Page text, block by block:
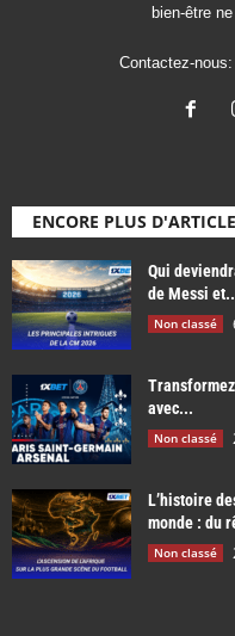
bien-être
Contactez-nous:
ENCORE PLUS
Qui
de Messi
Non classé
avec...
Non classé
L’histoire
monde : du
Non classé